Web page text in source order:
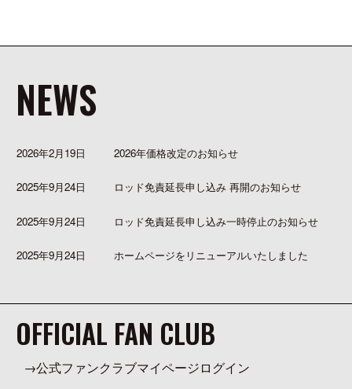
NEWS
2026年2月19日 2026年価格改定のお知らせ
2025年9月24日 ロッド免責延長申し込み 再開のお知らせ
2025年9月24日 ロッド免責延長申し込み一時停止のお知らせ
2025年9月24日 ホームページをリニューアルいたしました
OFFICIAL FAN CLUB
公式ファンクラブマイページログイン